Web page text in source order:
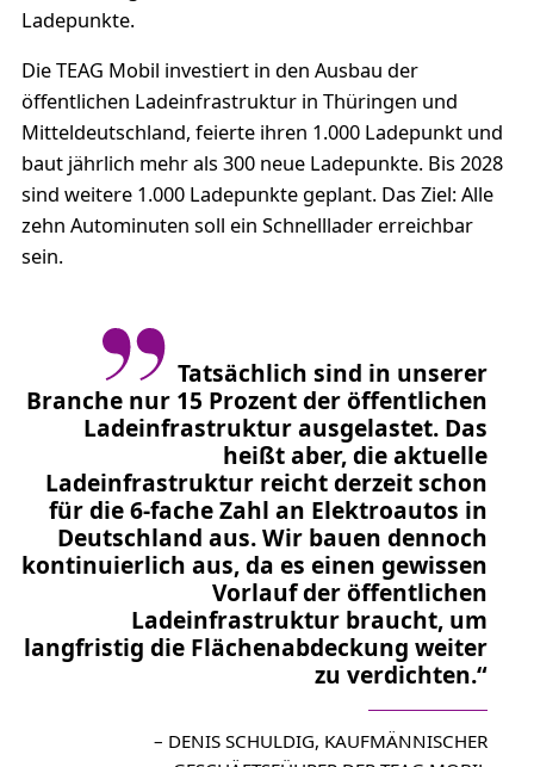
Ladepunkte.
Die TEAG Mobil investiert in den Ausbau der
öffentlichen Ladeinfrastruktur in Thüringen und
Mitteldeutschland, feierte ihren 1.000 Ladepunkt und
baut jährlich mehr als 300 neue Ladepunkte. Bis 2028
sind weitere 1.000 Ladepunkte geplant. Das Ziel: Alle
zehn Autominuten soll ein Schnelllader erreichbar
sein.
Tatsächlich sind in unserer
Branche nur 15 Prozent der öffentlichen
Ladeinfrastruktur ausgelastet. Das
heißt aber, die aktuelle
Ladeinfrastruktur reicht derzeit schon
für die 6-fache Zahl an Elektroautos in
Deutschland aus. Wir bauen dennoch
kontinuierlich aus, da es einen gewissen
Vorlauf der öffentlichen
Ladeinfrastruktur braucht, um
langfristig die Flächenabdeckung weiter
zu verdichten.“
– DENIS SCHULDIG, KAUFMÄNNISCHER